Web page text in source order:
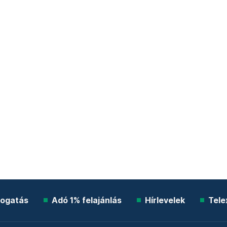
Adó 1% felajánlás Hírlevelek